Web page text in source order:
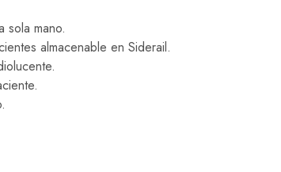
sola mano.
almacenable en Siderail.